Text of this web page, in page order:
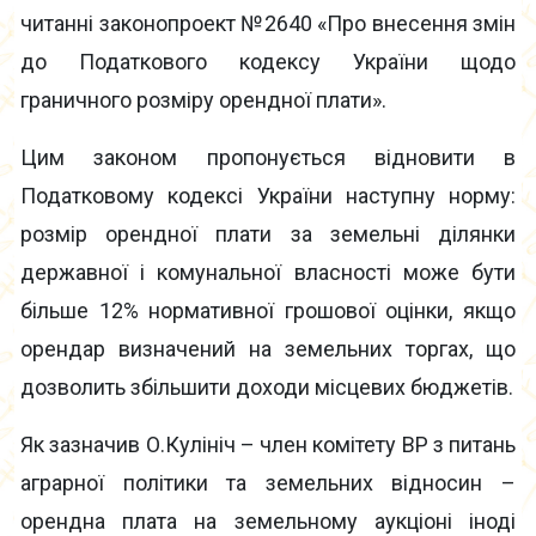
читанні законопроект №2640 «Про внесення змін
до Податкового кодексу України щодо
граничного розміру орендної плати».
Цим законом пропонується відновити в
Податковому кодексі України наступну норму:
розмір орендної плати за земельні ділянки
державної і комунальної власності може бути
більше 12% нормативної грошової оцінки, якщо
орендар визначений на земельних торгах, що
дозволить збільшити доходи місцевих бюджетів.
Як зазначив О.Кулініч – член комітету ВР з питань
аграрної політики та земельних відносин –
орендна плата на земельному аукціоні іноді